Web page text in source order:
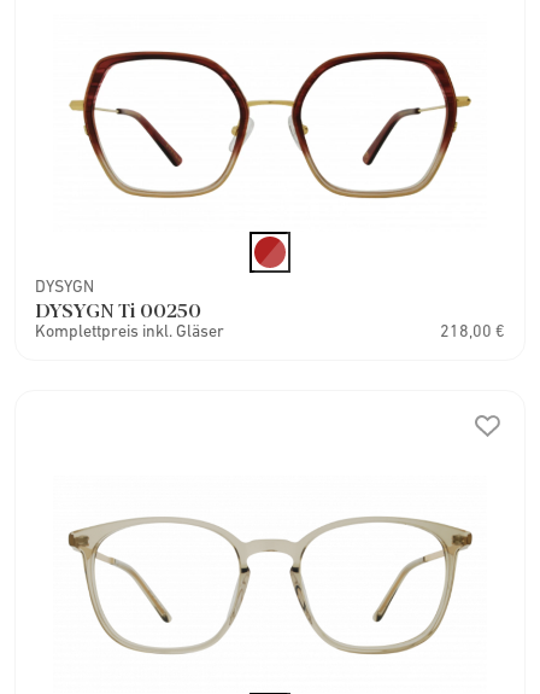
DYSYGN
DYSYGN Ti 00250
Komplettpreis inkl. Gläser 218,00 €